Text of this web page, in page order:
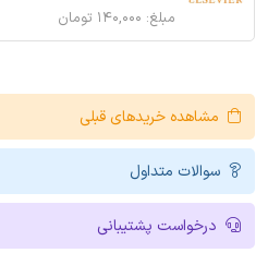
مبلغ: ۱۴۰,۰۰۰ تومان
مشاهده خریدهای قبلی
سوالات متداول
درخواست پشتیبانی